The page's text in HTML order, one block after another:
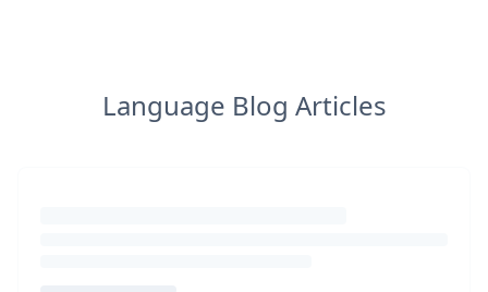
Language Blog Articles